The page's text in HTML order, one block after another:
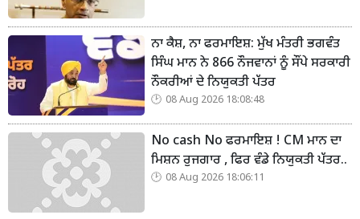
ਨਾ ਕੈਸ਼, ਨਾ ਫਰਮਾਇਸ਼: ਮੁੱਖ ਮੰਤਰੀ ਭਗਵੰਤ
ਸਿੰਘ ਮਾਨ ਨੇ 866 ਨੌਜਵਾਨਾਂ ਨੂੰ ਸੌਂਪੇ ਸਰਕਾਰੀ
ਨੌਕਰੀਆਂ ਦੇ ਨਿਯੁਕਤੀ ਪੱਤਰ
08 Aug 2026 18:08:48
No cash No ਫਰਮਾਇਸ਼ ! CM ਮਾਨ ਦਾ
ਮਿਸ਼ਨ ਰੁਜਗਾਰ , ਫਿਰ ਵੰਡੇ ਨਿਯੁਕਤੀ ਪੱਤਰ..
08 Aug 2026 18:06:11